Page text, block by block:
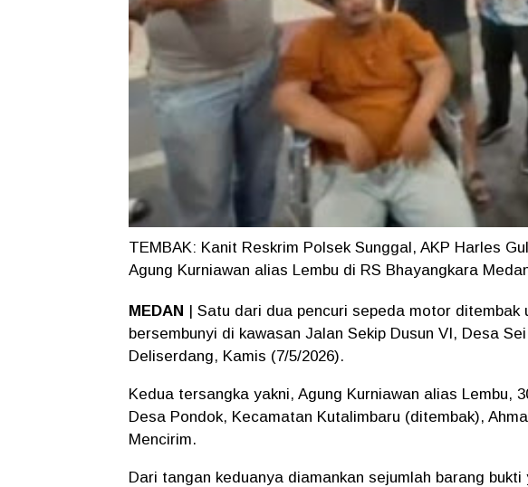
TEMBAK: Kanit Reskrim Polsek Sunggal, AKP Harles
Agung Kurniawan alias Lembu di RS Bhayangkara
MEDAN | Satu dari dua pencuri sepeda motor ditembak
bersembunyi di kawasan Jalan Sekip Dusun VI, Desa
Deliserdang, Kamis (7/5/2026).
Kedua tersangka yakni, Agung Kurniawan alias Lembu,
Desa Pondok, Kecamatan Kutalimbaru (ditembak),
Mencirim.
Dari tangan keduanya diamankan sejumlah barang